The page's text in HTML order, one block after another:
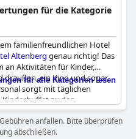
für die Kategorie
familienfreundlichen Hotel
Altenberg genau richtig! Das
an Aktivitäten für Kinder,
draußen, ein Kino und sogar
sorgt mit täglichen
Kinderbuffet zu den
Spaß haben. Auch die
denn das Hotel bietet
an. Während die
für alle Kategorien lesen
anfallen. Bitte überprüfen
abschließen.